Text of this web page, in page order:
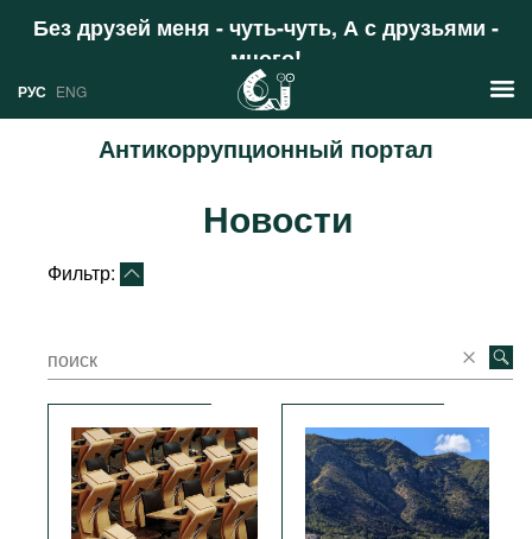
Без друзей меня - чуть-чуть, А с друзьями -
много!
Поддержать
РУС ENG
Антикоррупционный портал
Международных организаций
Ресурсы
Литература
Сайты
Документы международных
организаций
О проекте
Новости
Фильтр: